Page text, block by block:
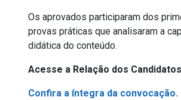
Os aprovados participaram dos
provas práticas que analisaram a
didática do conteúdo.
Acesse a Relação dos
Confira a íntegra da convocação.